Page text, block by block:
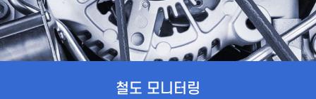
철도 모니터링